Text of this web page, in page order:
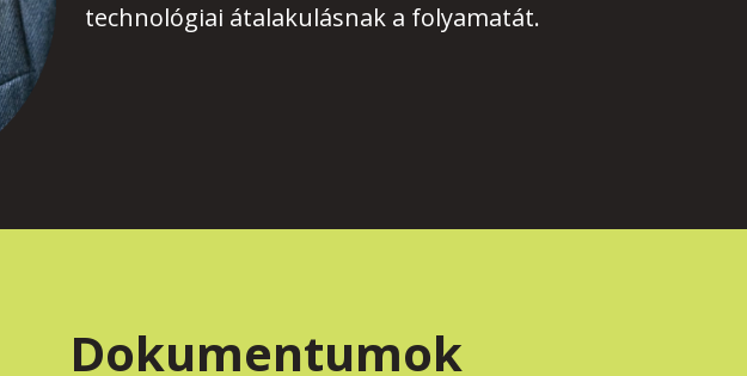
technológiai átalakulásnak a folyamatát.
Dokumentumok